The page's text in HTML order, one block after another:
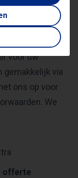
voor uw
gemakkelijk via
ons op voor
We
offerte